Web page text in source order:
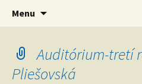
Ústav svetovej
verejná výskumná
Menu
Auditórium-tretí
Pliešovská